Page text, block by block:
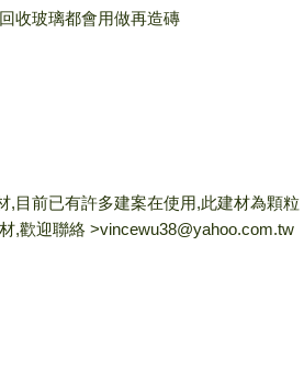
收玻璃都會用做再造磚
,目前已有許多建案在使用,此建材為顆粒
,歡迎聯絡 >vincewu38@yahoo.com.tw